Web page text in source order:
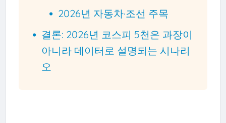
2026년 자동차·조선 주목
결론: 2026년 코스피 5천은 과장이
아니라 데이터로 설명되는 시나리
오